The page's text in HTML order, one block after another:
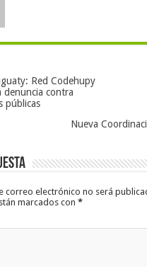
Red Codehupy
denuncia contra
públicas
Nueva
correo electrónico no será
marcados con*